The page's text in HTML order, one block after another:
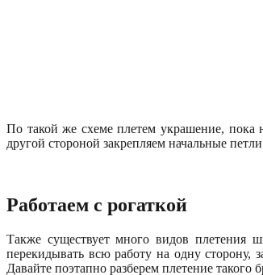
По такой же схеме плетем украшение, пока
другой стороной закрепляем начальные петли
Работаем с рогаткой
Также существует много видов плетения
перекидывать всю работу на одну сторону,
Давайте поэтапно разберем плетение такого